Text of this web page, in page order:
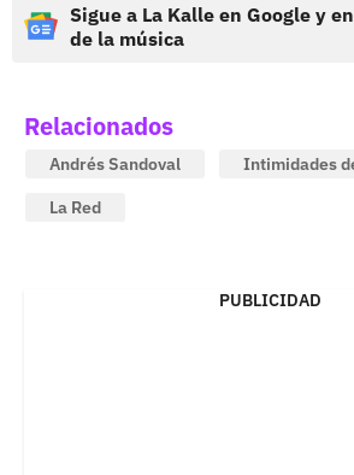
Sigue a La Kalle en Google y
de la música
Relacionados
Andrés Sandoval
Intimidades
La Red
PUBLICIDAD